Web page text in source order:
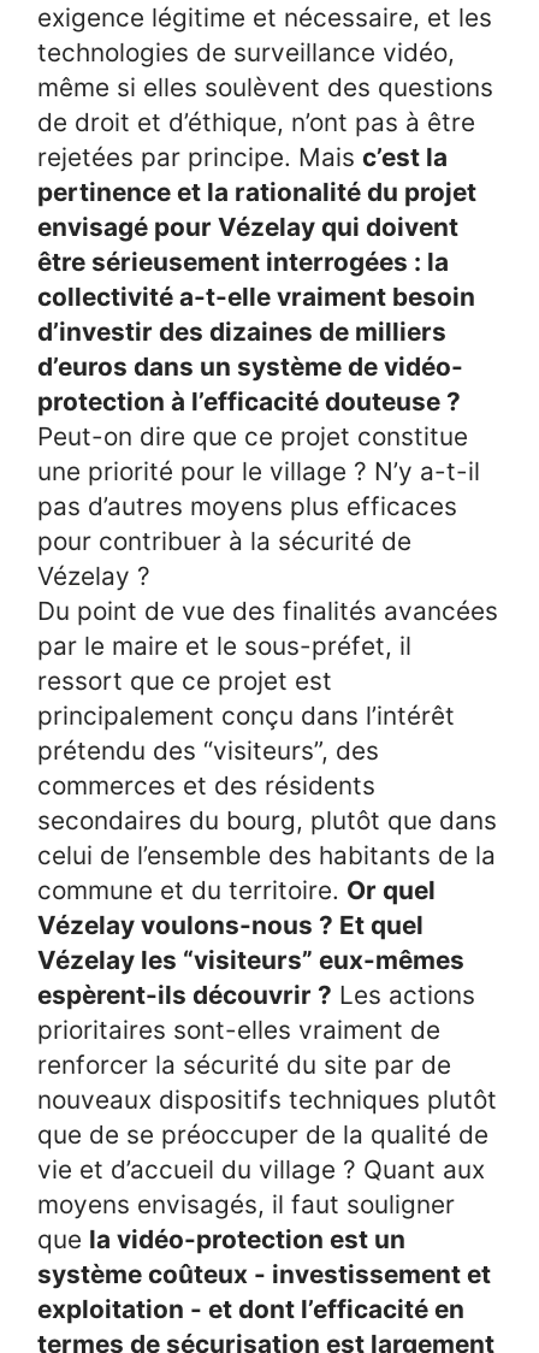
exigence légitime et nécessaire, et les
technologies de surveillance vidéo,
même si elles soulèvent des questions
de droit et d’éthique, n’ont pas à être
rejetées par principe. Maisc’est la
pertinence et la rationalité du projet
envisagé pour Vézelay qui doivent
être sérieusement interrogées : la
collectivité a-t-elle vraiment besoin
d’investir des dizaines de milliers
d’euros dans un système de vidéo-
protection à l’efficacité douteuse ?
Peut-on dire que ce projet constitue
une priorité pour le village ? N’y a-t-il
pas d’autres moyens plus efficaces
pour contribuer à la sécurité de
Vézelay ?
Du point de vue des finalités avancées
par le maire et le sous-préfet, il
ressort que ce projet est
principalement conçu dans l’intérêt
prétendu des “visiteurs”, des
commerces et des résidents
secondaires du bourg, plutôt que dans
celui de l’ensemble des habitants de la
commune et du territoire. Or quel
Vézelay voulons-nous ? Et quel
Vézelay les “visiteurs” eux-mêmes
espèrent-ils découvrir ? Les actions
prioritaires sont-elles vraiment de
renforcer la sécurité du site par de
nouveaux dispositifs techniques plutôt
que de se préoccuper de la qualité de
vie et d’accueil du village ? Quant aux
moyens envisagés, il faut souligner
que la vidéo-protection est un
système coûteux - investissement et
exploitation - et dont l’efficacité en
termes de sécurisation est largement